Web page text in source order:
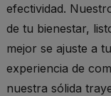
efectividad.
de tu bienestar,
mejor se ajuste a
experiencia de
nuestra sólida